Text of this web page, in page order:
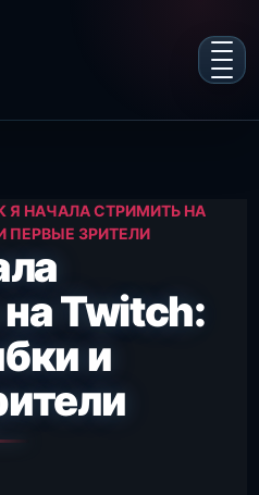
Я НАЧАЛА СТРИМИТЬ НА
ПЕРВЫЕ ЗРИТЕЛИ
Twitch:
и